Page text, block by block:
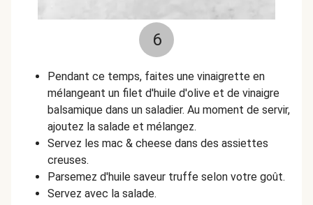
6
Pendant ce temps, faites une vinaigrette en
mélangeant un filet d'huile d'olive et de vinaigre
balsamique dans un saladier. Au moment de servir,
ajoutez la salade et mélangez.
Servez les mac & cheese dans des assiettes
creuses.
Parsemez d'huile saveur truffe selon votre goût.
Servez avec la salade.